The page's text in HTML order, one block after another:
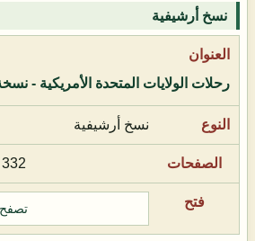
نسخ أرشيفية
رحلات الولايات المتحدة الأمريكية -
نسخ أرشيفية
332
تصفح